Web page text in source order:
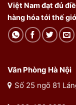
Việt Nam đạt đủ
hàng hóa tới thế
Văn Phòng Hà Nội
Số 25 ngõ 81